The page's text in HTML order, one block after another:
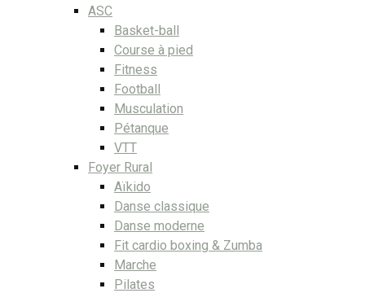
ASC
Basket-ball
Course à pied
Fitness
Football
Musculation
Pétanque
VTT
Foyer Rural
Aïkido
Danse classique
Danse moderne
Fit cardio boxing & Zumba
Marche
Pilates